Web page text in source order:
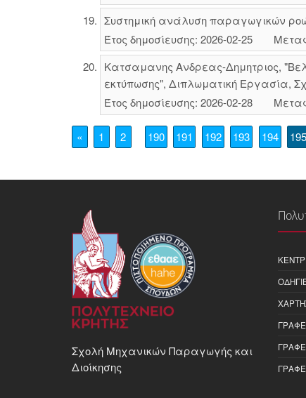
Συστημική ανάλυση παραγωγικών
Έτος δημοσίευσης: 2026-02-25
Κατσαμανης Ανδρεας-Δημητριος,
εκτύπωσης", Διπλωματική Εργασία,
Έτος δημοσίευσης: 2026-02-28
« 1 2 190 191 192 193 194 195
Σχολή Μηχανικών Παραγωγής και
Διοίκησης